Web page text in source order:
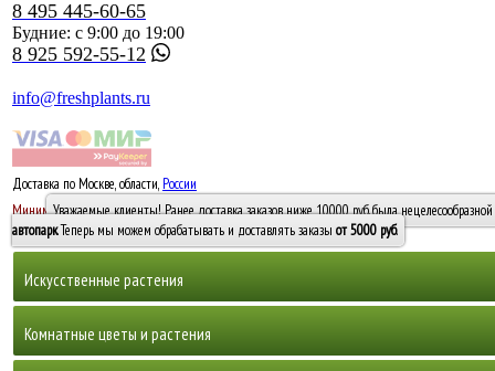
8 495 445-60-65
Будние: с 9:00 до 19:00
8 925 592-55-12
info@freshplants.ru
Доставка по Москве, области, России
Минимальный заказ -10 0005000 руб.
Уважаемые клиенты! Ранее доставка заказов ниже 10000 руб. была
автопарк. Теперь мы можем обрабатывать и доставлять заказы от 5000 руб.
Искусственные растения
Горшечные растения, кусты и мох
Комнатные цветы и растения